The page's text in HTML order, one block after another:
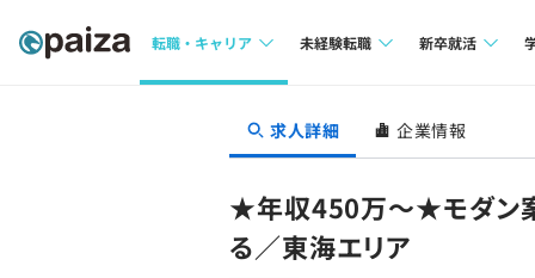
転職・キャリア
転職成功ガイド
未経験転職
求人検索
転職成功ガイド
新卒就活
本選考
インターン
求人詳細 企業情報
★年収450万～★モダン案
る／東海エリア